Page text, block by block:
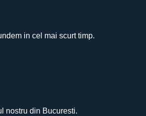
in cel mai scurt timp.
nostru din Bucuresti.